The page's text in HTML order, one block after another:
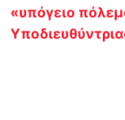
«υπόγειο